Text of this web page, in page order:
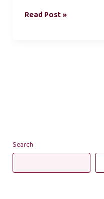
Read Post »
Search